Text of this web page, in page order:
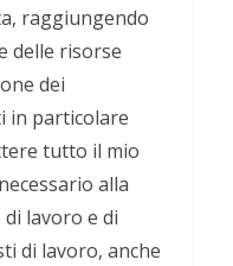
raggiungendo
delle risorse
dei
in particolare
tutto il mio
alla
lavoro e di
di lavoro, anche